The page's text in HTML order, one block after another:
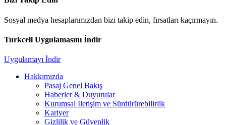
Sosyal medya hesaplarımızdan bizi takip edin, fırsatları kaçırmayın.
Turkcell Uygulamasını İndir
Uygulamayı İndir
Hakkımızda
Pasaj Genel Bakış
Haberler & Duyurular
Kurumsal İletişim ve Sürdürürebilirlik
Kariyer
Gizlilik ve Güvenlik